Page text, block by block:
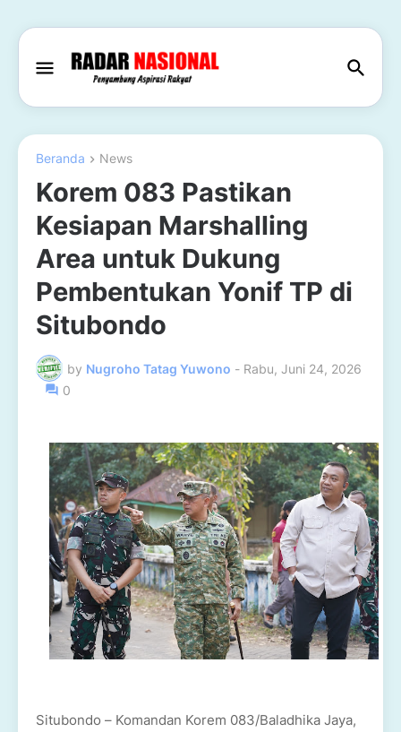
Beranda News
Korem 083 Pastikan
Kesiapan Marshalling
Area untuk Dukung
Pembentukan Yonif TP di
Situbondo
by Nugroho Tatag Yuwono - Rabu, Juni 24, 2026
0
Situbondo – Komandan Korem 083/Baladhika Jaya,